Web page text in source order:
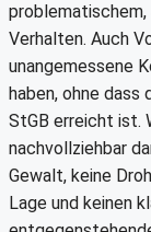
Verhalten. Auch
unangemessene
haben, ohne
StGB erreicht ist.
nachvollziehbar
Gewalt, keine
Lage und keinen